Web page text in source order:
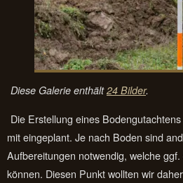
Diese Galerie enthält24 Bilder.
Die Erstellung eines
mit eingeplant. Je nach Boden sind
Aufbereitungen notwendig, welche
können. Diesen Punkt wollten wir